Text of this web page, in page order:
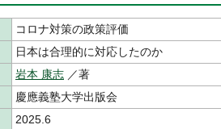
コロナ対策の政策評価
日本は合理的に対応したのか
岩本 康志 ／著
慶應義塾大学出版会
2025.6